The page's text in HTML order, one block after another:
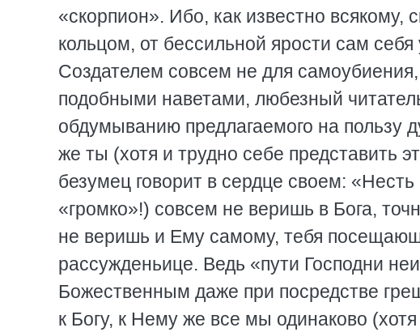
«скорпион». Ибо, как известно всякому,
кольцом, от бессильной ярости сам
Создателем совсем не для
подобными наветами, любезный
обдумыванию предлагаемого на пользу
же ты (хотя и трудно себе представить
безумец говорит в сердце своем:
«громко»!) совсем не веришь в Бога,
не веришь и Ему самому, тебя
рассужденьице. Ведь «пути Господни
Божественным даже при посредстве
к Богу, к Нему же все мы одинаково